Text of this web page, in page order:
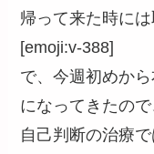
帰って来た時に
[emoji:v-388]
で、今週初めか
になってきたので
自己判断の治療